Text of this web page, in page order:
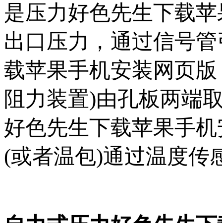
是压力好色先生下载苹
出口压力，通过信号
载苹果手机安装网页版
阻力装置)由孔板两端
好色先生下载苹果手机
(或者温包)通过温度传